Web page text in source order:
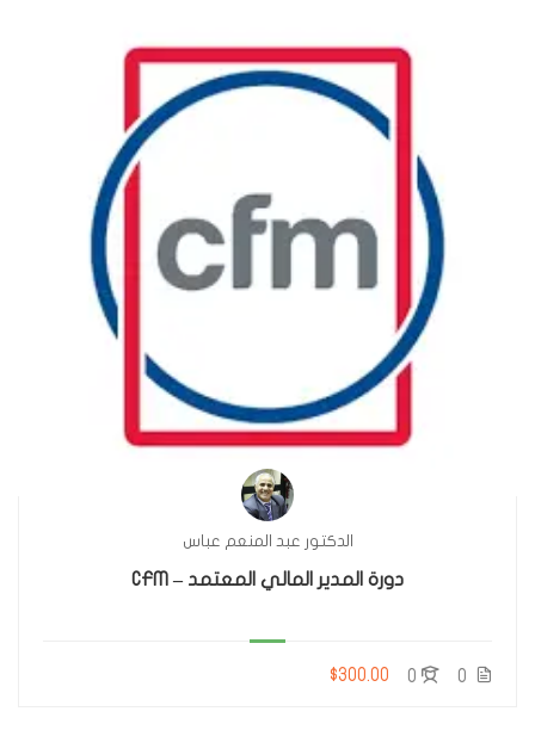
الدكتور عبد المنعم عباس
دورة المدير المالي المعتمد – CFM
0
0
$300.00